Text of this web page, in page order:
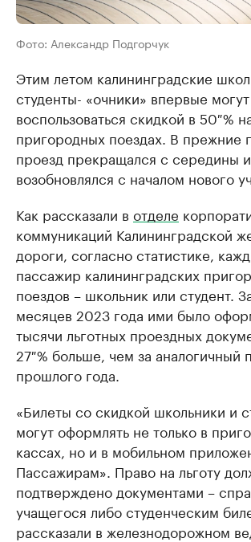
Фото: Александр Подгорчук
Этим летом калининградские
студенты- «очники» впервые могут
воспользоваться скидкой в 50 %
пригородных поездах. В прежние
проезд прекращался с середины
возобновлялся с началом нового
Как рассказали в отделе
коммуникаций Калининградской
дороги, согласно статистике,
пассажир калининградских
поездов – школьник или студент.
месяцев 2023 года ими было
тысячи льготных проездных
27 % больше, чем за аналогичный
прошлого года.
«Билеты со скидкой школьники и
могут оформлять не только в
кассах, но и в мобильном
Пассажирам». Право на льготу
подтверждено документами –
учащегося либо студенческим
рассказали в железнодорожном